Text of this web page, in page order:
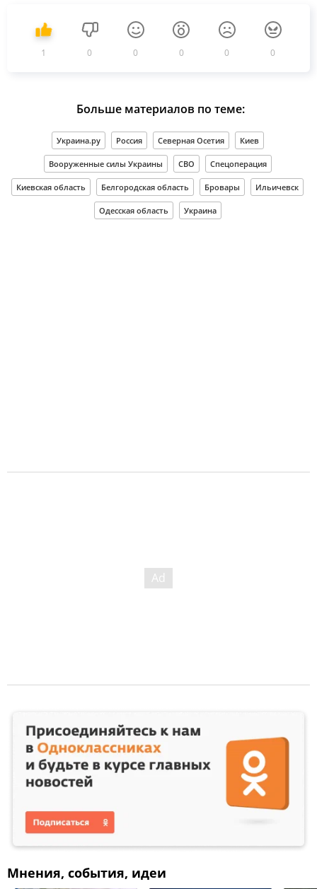
1 0 0 0 0 0
Больше материалов по теме:
Украина.ру Россия Северная Осетия Киев
Вооруженные силы Украины СВО Спецоперация
Киевская область Белгородская область Бровары Ильичевск
Одесская область Украина
Мнения, события, идеи